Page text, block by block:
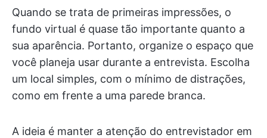
Quando se trata de primeiras impressões, o
fundo virtual é quase tão importante quanto a
sua aparência. Portanto, organize o espaço que
você planeja usar durante a entrevista. Escolha
um local simples, com o mínimo de distrações,
como em frente a uma parede branca.
A ideia é manter a atenção do entrevistador em